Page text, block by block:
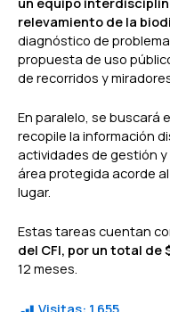
relevamiento de la
diagnóstico de
propuesta de uso
de recorridos y
En paralelo, se buscará
recopile la información
actividades de gestión
área protegida acorde
lugar.
Estas tareas cuentan
del CFI, por un total de
12 meses.
Visitas: 1.655